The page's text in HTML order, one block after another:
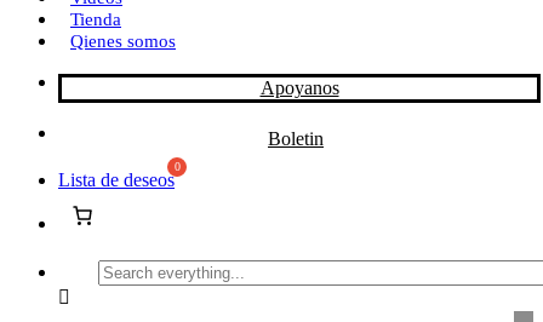
Tienda
Qienes somos
Apoyanos
Boletin
Lista de deseos
Search
everything...